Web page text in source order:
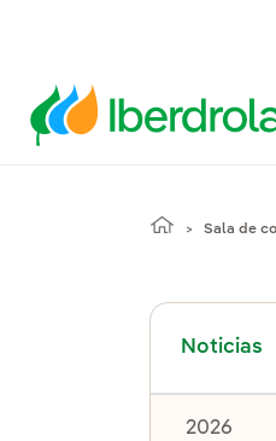
Sala de
Noticias
2026